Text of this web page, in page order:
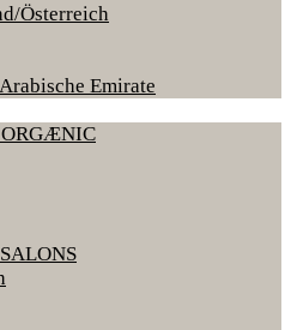
Österreich
Emirate
ORGÆNIC